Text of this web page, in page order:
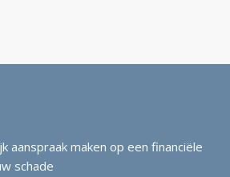
aanspraak maken op een financiële
schade